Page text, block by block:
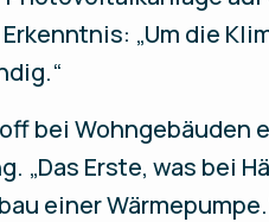
„Um die
bei
„Das Erste, was bei
einer